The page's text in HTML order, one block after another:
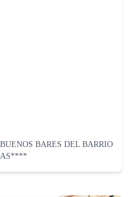
BARES DEL BARRIO